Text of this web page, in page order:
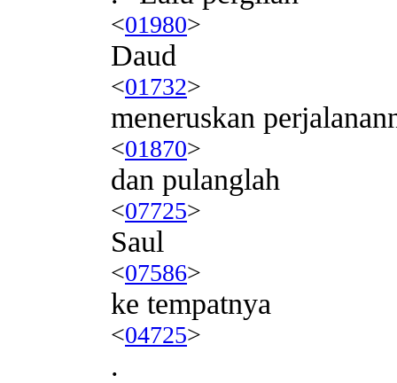
<01980>
Daud
<01732>
meneruskan
<01870>
dan pulanglah
<07725>
Saul
<07586>
ke tempatnya
<04725>
.